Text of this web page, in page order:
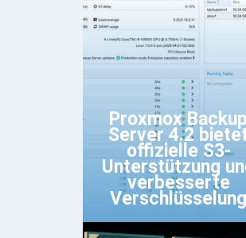
Proxmox Backup
Server 4.2
offizielle S3-
Unterstützung
verbesserte
Verschlüsselung